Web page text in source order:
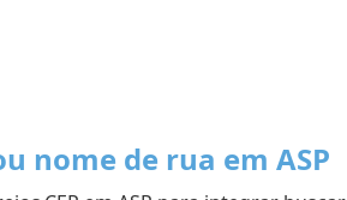
nome de rua em ASP